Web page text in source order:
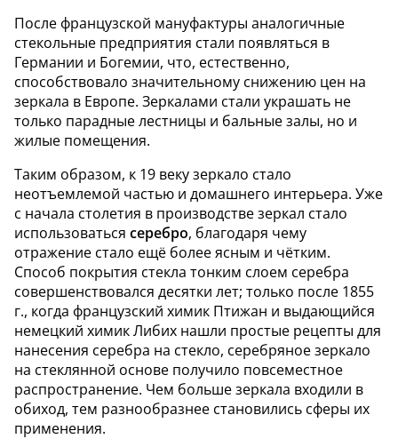
После французской мануфактуры аналогичные
стекольные предприятия стали появляться в
Германии и Богемии, что, естественно,
способствовало значительному снижению цен на
зеркала в Европе. Зеркалами стали украшать не
только парадные лестницы и бальные залы, но и
жилые помещения.
Таким образом, к 19 веку зеркало стало
неотъемлемой частью и домашнего интерьера. Уже
с начала столетия в производстве зеркал стало
использоваться серебро, благодаря чему
отражение стало ещё более ясным и чётким.
Способ покрытия стекла тонким слоем серебра
совершенствовался десятки лет; только после 1855
г., когда французский химик Птижан и выдающийся
немецкий химик Либих нашли простые рецепты для
нанесения серебра на стекло, серебряное зеркало
на стеклянной основе получило повсеместное
распространение. Чем больше зеркала входили в
обиход, тем разнообразнее становились сферы их
применения.